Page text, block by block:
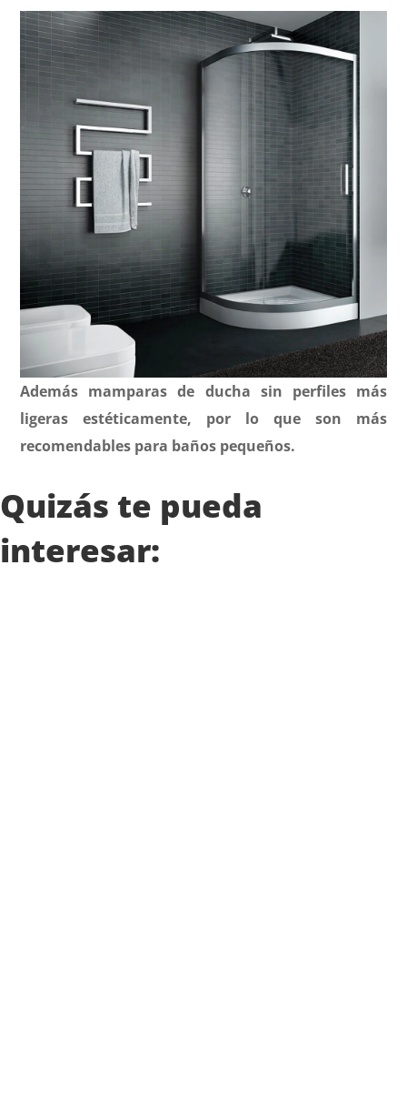
Además mamparas de ducha sin perfiles más
ligeras estéticamente, por lo que son más
recomendables para baños pequeños.
Quizás te pueda
interesar: